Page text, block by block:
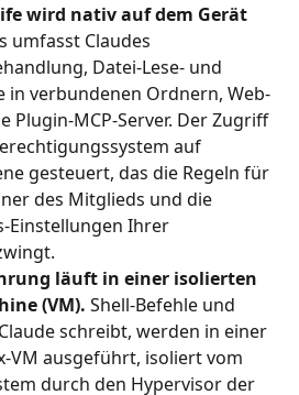
wird nativ auf dem Gerät
umfasst Claudes
Datei-Lese- und
in verbundenen Ordnern, Web-
Plugin-MCP-Server. Der Zugriff
auf
gesteuert, das die Regeln für
des Mitglieds und die
Einstellungen Ihrer
läuft in einer isolierten
(VM). Shell-Befehle und
schreibt, werden in einer
VM ausgeführt, isoliert vom
durch den Hypervisor der